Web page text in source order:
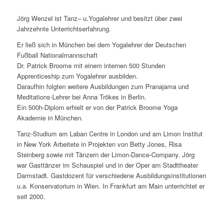
Jörg Wenzel ist Tanz– u.Yogalehrer und besitzt über zwei
Jahrzehnte Unterrichtserfahrung.
Er ließ sich in München bei dem Yogalehrer der Deutschen
Fußball Nationalmannschaft
Dr. Patrick Broome mit einem internen 500 Stunden
Apprenticeship zum Yogalehrer ausbilden.
Daraufhin folgten weitere Ausbildungen zum Pranajama und
Meditations-Lehrer bei Anna Trökes in Berlin.
Ein 500h-Diplom erhielt er von der Patrick Broome Yoga
Akademie in München.
Tanz-Studium am Laban Centre in London und am Limon Institut
in New York Arbeitete in Projekten von Betty Jones, Risa
Steinberg sowie mit Tänzern der Limon-Dance-Company. Jörg
war Gasttänzer im Schauspiel und in der Oper am Stadttheater
Darmstadt. Gastdozent für verschiedene Ausbildungsinstitutionen
u.a. Konservatorium in Wien. In Frankfurt am Main unterrichtet er
seit 2000.